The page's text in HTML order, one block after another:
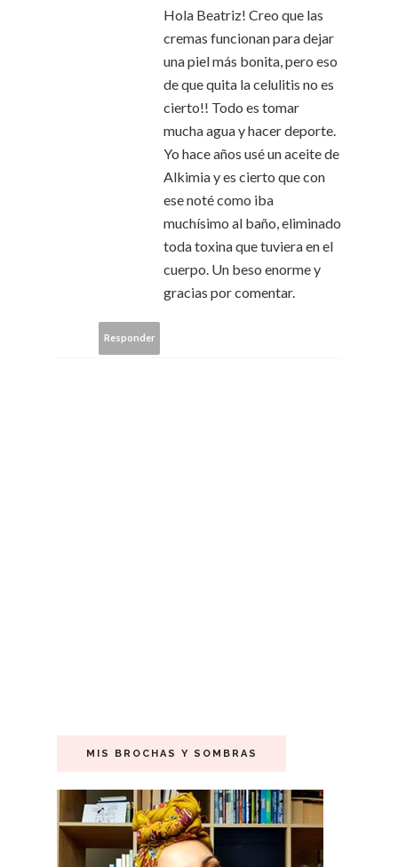
Hola Beatriz! Creo que las
cremas funcionan para dejar
una piel más bonita, pero eso
de que quita la celulitis no es
cierto!! Todo es tomar
mucha agua y hacer deporte.
Yo hace años usé un aceite de
Alkimia y es cierto que con
ese noté como iba
muchísimo al baño, eliminado
toda toxina que tuviera en el
cuerpo. Un beso enorme y
gracias por comentar.
Responder
MIS BROCHAS Y SOMBRAS